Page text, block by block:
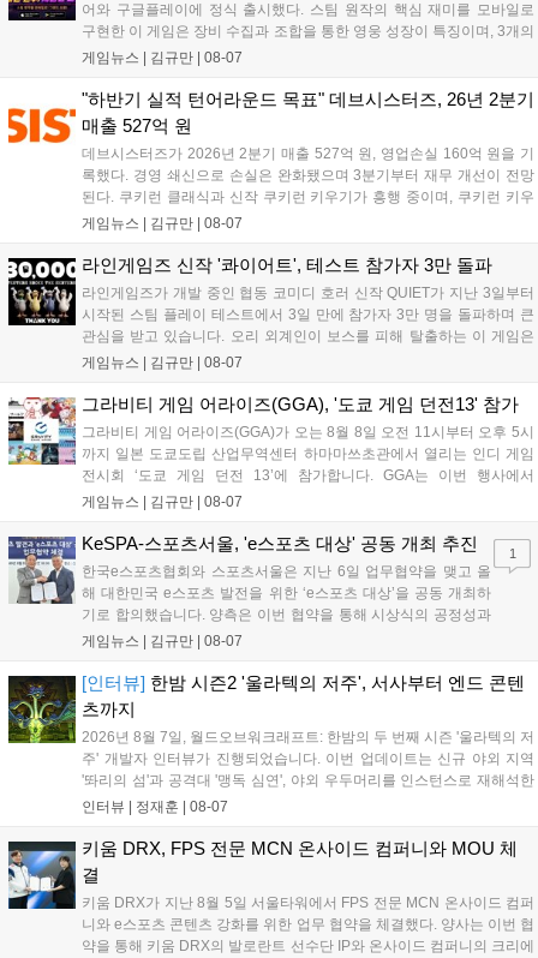
어와 구글플레이에 정식 출시했다. 스팀 원작의 핵심 재미를 모바일로
구현한 이 게임은 장비 수집과 조합을 통한 영웅 성장이 특징이며, 3개의
무기 스킬을 활용한 전략적 전투와 길드전 등 다양한 콘텐츠를 제공한
혜택을 지급하며, 상세 내용은 공식 라운지에서 확인할 수 있다. 이용자
는 게임 접속 및 주요 콘텐츠 플레이를 통해 성장을 지원받을 수 있다....
게임뉴스 | 김규만 08-07
"하반기 실적 턴어라운드 목표" 데브시스터즈, 26년 2분기
매출 527억 원
데브시스터즈가 2026년 2분기 매출 527억 원, 영업손실 160억 원을 기
록했다. 경영 쇄신으로 손실은 완화됐으며 3분기부터 재무 개선이 전망
된다. 쿠키런 클래식과 신작 쿠키런 키우기가 흥행 중이며, 쿠키런 키우
기는 13일 첫 업데이트를 시작으로 2주 간격의 콘텐츠를 제공한다. 또한
이다. 회사는 비용 효율화와 신작 흥행을 통해 하반기 실적 턴어라운드
를 이끌 방침이다....
게임뉴스 | 김규만 08-07
라인게임즈 신작 '콰이어트', 테스트 참가자 3만 돌파
라인게임즈가 개발 중인 협동 코미디 호러 신작 QUIET가 지난 3일부터
시작된 스팀 플레이 테스트에서 3일 만에 참가자 3만 명을 돌파하며 큰
관심을 받고 있습니다. 오리 외계인이 보스를 피해 탈출하는 이 게임은
최대 4인 협동을 지원하며, 소음 관리와 물리 법칙을 활용한 전략적 플레
을 개선 중이며, 상세 정보는 스팀 페이지에서 확인 가능합니다....
게임뉴스 | 김규만 08-07
그라비티 게임 어라이즈(GGA), '도쿄 게임 던전13' 참가
그라비티 게임 어라이즈(GGA)가 오는 8월 8일 오전 11시부터 오후 5시
까지 일본 도쿄도립 산업무역센터 하마마쓰초관에서 열리는 인디 게임
전시회 ‘도쿄 게임 던전 13’에 참가합니다. GGA는 이번 행사에서
‘JALECO ARCADE COLLECTION’ 시리즈의 미공개 작품 12종을 최초
입니다. 시연 참여 관람객에게는 선착순으로 특별 굿즈를 증정하며, 인
디 게임 생태계 활성화와 신규 타이틀 반응 확인을 목표로 합니다....
게임뉴스 | 김규만 08-07
KeSPA-스포츠서울, 'e스포츠 대상' 공동 개최 추진
한국e스포츠협회와 스포츠서울은 지난 6일 업무협약을 맺고 올
해 대한민국 e스포츠 발전을 위한 ‘e스포츠 대상’을 공동 개최하
기로 합의했습니다. 양측은 이번 협약을 통해 시상식의 공정성과
전문성을 강화하고 MZ세대를 겨냥한 미디어 영향력을 확대해 e
김영만 회장은 10년 만에 재추진되는 이번 시상식이 e스포츠의
성과와 가치를 널리 알리는 권위 있는 행사가 되도록 노력하겠다
고 밝혔습니다....
게임뉴스 | 김규만 08-07
1
[인터뷰] 한밤 시즌2 '울라텍의 저주', 서사부터 엔드 콘텐
츠까지
2026년 8월 7일, 월드오브워크래프트: 한밤의 두 번째 시즌 '울라텍의 저
주' 개발자 인터뷰가 진행되었습니다. 이번 업데이트는 신규 야외 지역
'똬리의 섬'과 공격대 '맹독 심연', 야외 우두머리를 인스턴스로 재해석한
'소굴'을 포함합니다. 개발진은 하우징 시스템 개선 및 신화+ 던전 로테이
를 표했습니다....
인터뷰 | 정재훈 08-07
키움 DRX, FPS 전문 MCN 온사이드 컴퍼니와 MOU 체
결
키움 DRX가 지난 8월 5일 서울타워에서 FPS 전문 MCN 온사이드 컴퍼
니와 e스포츠 콘텐츠 강화를 위한 업무 협약을 체결했다. 양사는 이번 협
약을 통해 키움 DRX의 발로란트 선수단 IP와 온사이드 컴퍼니의 크리에